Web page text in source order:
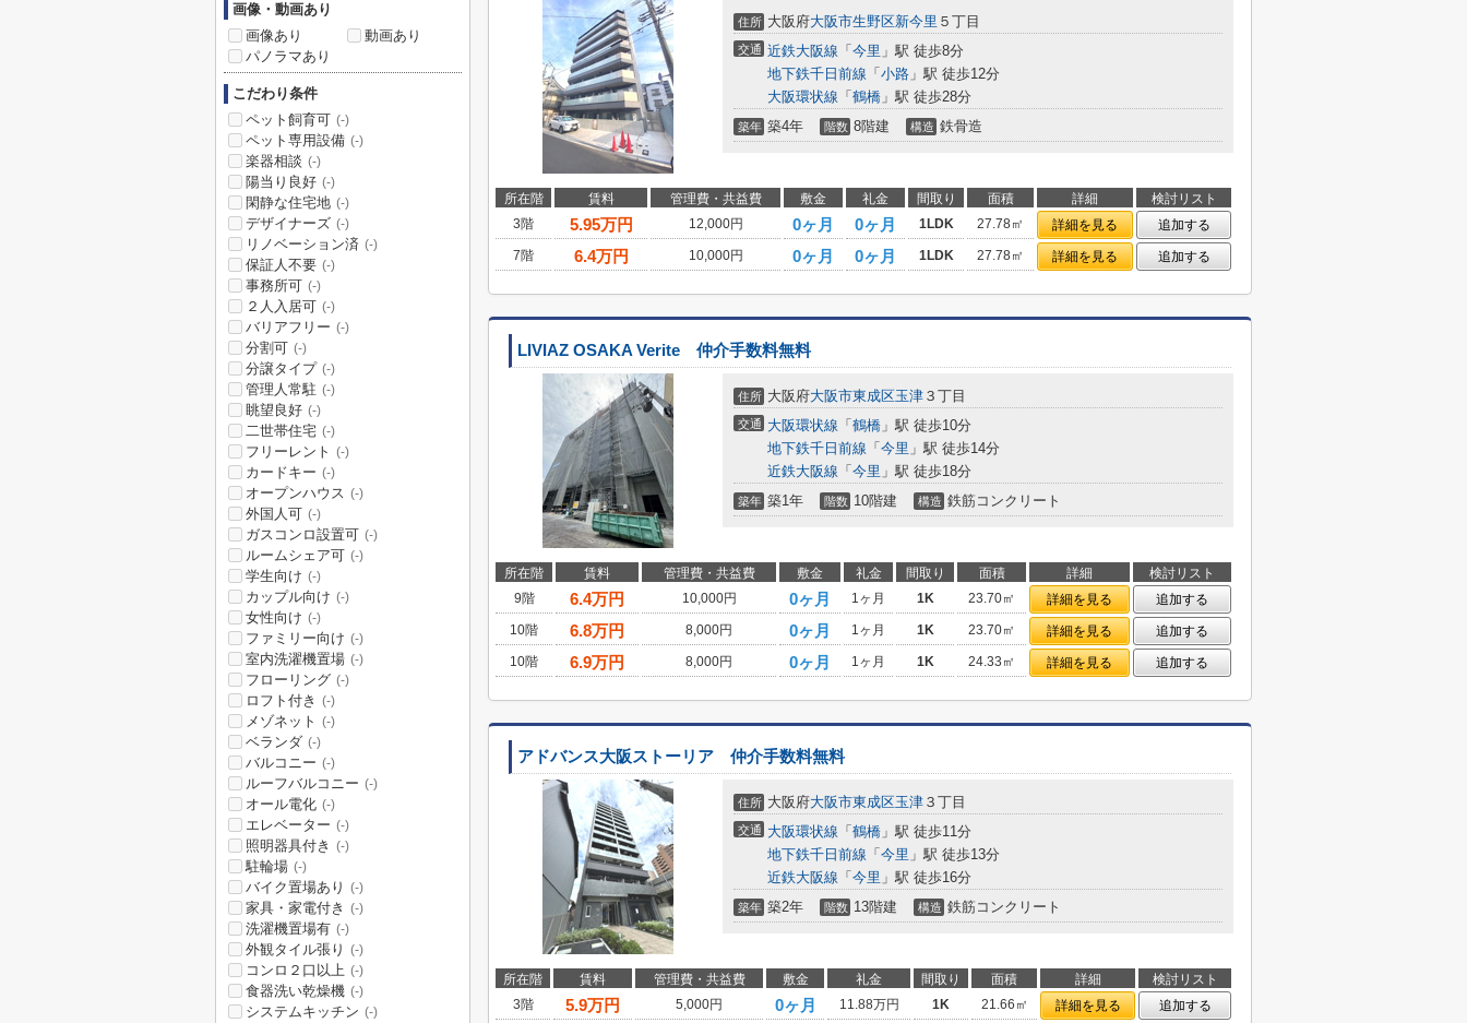
住所 大阪府大阪市生野区新今里 ５丁目
交通 近鉄大阪線 「 今里 」駅 徒歩8分
地下鉄千日前線 「 小路 」駅 徒歩12分
大阪環状線 「 鶴橋 」駅 徒歩28分
築年 築4年 階数 8階建 構造 鉄骨造
所在階 賃料 管理費・共益費 敷金 礼金 間取り 面積 詳細
検討リスト
3階
5.95万円 12,000円 0ヶ月 0ヶ月 1LDK 27.78㎡ 詳細を見る
追加する
7階
6.4万円 10,000円 0ヶ月 0ヶ月 1LDK 27.78㎡ 詳細を見る 追加する
LIVIAZ OSAKA Verite 仲介手数料無料
住所 大阪府大阪市東成区玉津 ３丁目
交通 大阪環状線 「 鶴橋 」駅 徒歩10分
地下鉄千日前線 「 今里 」駅 徒歩14分
近鉄大阪線 「 今里 」駅 徒歩18分
築年 築1年 階数 10階建 構造 鉄筋コンクリート
所在階 賃料 管理費・共益費 敷金 礼金 間取り 面積 詳細
検討リスト
9階
6.4万円 10,000円 0ヶ月 1ヶ月 1K 23.70㎡ 詳細を見る
追加する
10階
6.8万円 8,000円 0ヶ月 1ヶ月 1K 23.70㎡ 詳細を見る
追加する
10階
6.9万円 8,000円 0ヶ月 1ヶ月 1K 24.33㎡ 詳細を見る 追加する
アドバンス大阪ストーリア 仲介手数料無料
住所 大阪府大阪市東成区玉津 ３丁目
交通 大阪環状線 「 鶴橋 」駅 徒歩11分
地下鉄千日前線 「 今里 」駅 徒歩13分
近鉄大阪線 「 今里 」駅 徒歩16分
築年 築2年 階数 13階建 構造 鉄筋コンクリート
所在階 賃料 管理費・共益費 敷金 礼金 間取り 面積 詳細
検討リスト
3階
5.9万円 5,000円 0ヶ月 11.88万円 1K 21.66㎡ 詳細を見る
追加する
画像・動画あり
画像あり
動画あり
パノラマあり
こだわり条件
ペット飼育可 (-)
ペット専用設備 (-)
楽器相談 (-)
陽当り良好 (-)
閑静な住宅地 (-)
デザイナーズ (-)
リノベーション済 (-)
保証人不要 (-)
事務所可 (-)
２人入居可 (-)
バリアフリー (-)
分割可 (-)
分譲タイプ (-)
管理人常駐 (-)
眺望良好 (-)
二世帯住宅 (-)
フリーレント (-)
カードキー (-)
オープンハウス (-)
外国人可 (-)
ガスコンロ設置可 (-)
ルームシェア可 (-)
学生向け (-)
カップル向け (-)
女性向け (-)
ファミリー向け (-)
室内洗濯機置場 (-)
フローリング (-)
ロフト付き (-)
メゾネット (-)
ベランダ (-)
バルコニー (-)
ルーフバルコニー (-)
オール電化 (-)
エレベーター (-)
照明器具付き (-)
駐輪場 (-)
バイク置場あり (-)
家具・家電付き (-)
洗濯機置場有 (-)
外観タイル張り (-)
コンロ２口以上 (-)
食器洗い乾燥機 (-)
システムキッチン (-)